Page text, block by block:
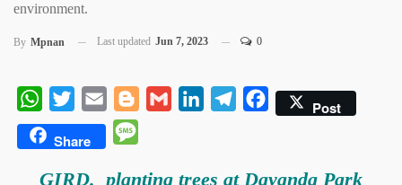
environment.
By Mpnan Last updated Jun 7, 2023 0
WhatsApp
Twitter Email BloggerGmail LinkedInTelegramFacebookPost
Share
GIRD. planting trees at Dayanda Park